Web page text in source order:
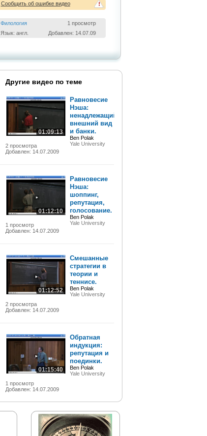
!
Сообщить об ошибке видео
Филология
1 просмотр
Язык: англ.
Добавлен: 14.07.09
Другие видео по теме
01:09:13
2 просмотра
Добавлен: 14.07.2009
Равновесие
Нэша:
ненадлежащий
внешний вид
и банки.
Ben Polak
Yale University
01:12:10
1 просмотр
Добавлен: 14.07.2009
Равновесие
Нэша:
шоппинг,
репутация,
голосование.
Ben Polak
Yale University
01:12:52
2 просмотра
Добавлен: 14.07.2009
Смешанные
стратегии в
теории и
теннисе.
Ben Polak
Yale University
01:15:40
1 просмотр
Добавлен: 14.07.2009
Обратная
индукция:
репутация и
поединки.
Ben Polak
Yale University